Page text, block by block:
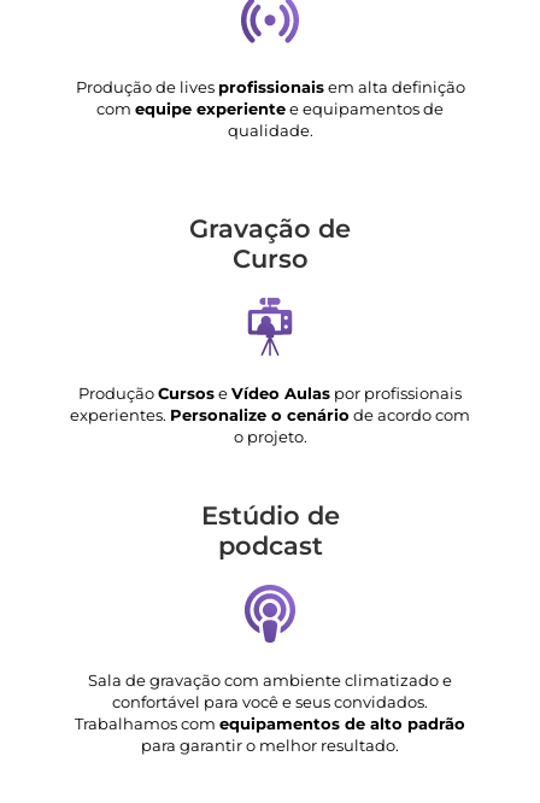
Produção de lives profissionaisem alta definição
com equipe experientee equipamentos de
qualidade.
Gravação de
Curso
ProduçãoCursoseVídeo Aulas por profissionais
experientes. Personalize o cenário de acordo com
o projeto.
Estúdio de
podcast
Sala de gravação com ambiente climatizado e
confortável para você e seus convidados.
Trabalhamos com equipamentos de alto padrão
para garantir o melhor resultado.